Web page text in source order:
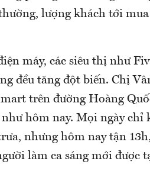
lượng khách tới
máy, các siêu thị như
đều tăng đột biến. Chị
trên đường Hoàng
hôm nay. Mọi ngày chỉ
nhưng hôm nay tận
làm ca sáng mới được